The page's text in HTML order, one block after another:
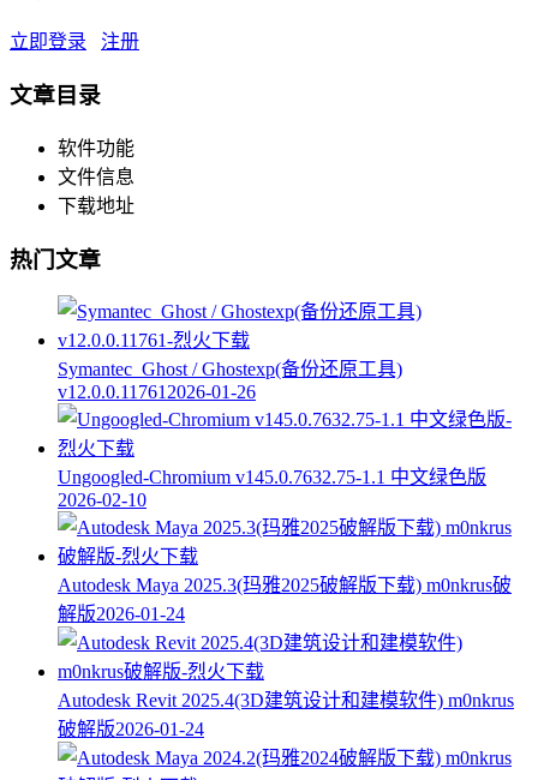
立即登录 注册
文章目录
软件功能
文件信息
下载地址
热门文章
Symantec_Ghost / Ghostexp(备份还原工具)
v12.0.0.11761 2026-01-26
Ungoogled-Chromium v145.0.7632.75-1.1 中文绿色版
2026-02-10
Autodesk Maya 2025.3(玛雅2025破解版下载) m0nkrus破
解版2026-01-24
Autodesk Revit 2025.4(3D建筑设计和建模软件) m0nkrus
破解版2026-01-24